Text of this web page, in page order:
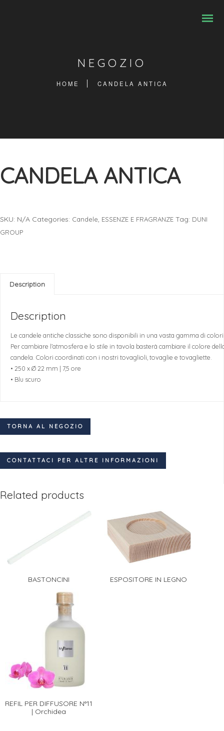
NEGOZIO
HOME CANDELA ANTICA
CANDELA ANTICA
SKU: N/A Categories: Candele, ESSENZE E FRAGRANZE Tag: DUNI
GROUP
Description
Description
Le candele antiche classiche sono disponibili in una vasta gamma di
Per cambiare l’atmosfera e lo stile in tavola basterà cambiare il colore
candela. Colori coordinati con i nostri tovaglioli, tovaglie e tovagliette.
• 250 x Ø 22 mm | 7,5 ore
• Blu scuro
TORNA AL NEGOZIO
CONTATTACI PER ALTRE INFORMAZIONI
Related products
BASTONCINI ESPOSITORE IN LEGNO
REFIL PER DIFFUSORE N°11
| Orchidea